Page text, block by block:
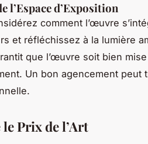
l’Espace d’Exposition
comment l’œuvre
et réfléchissez à la lumière
que l’œuvre soit bien
Un bon agencement peut
Prix de l’Art